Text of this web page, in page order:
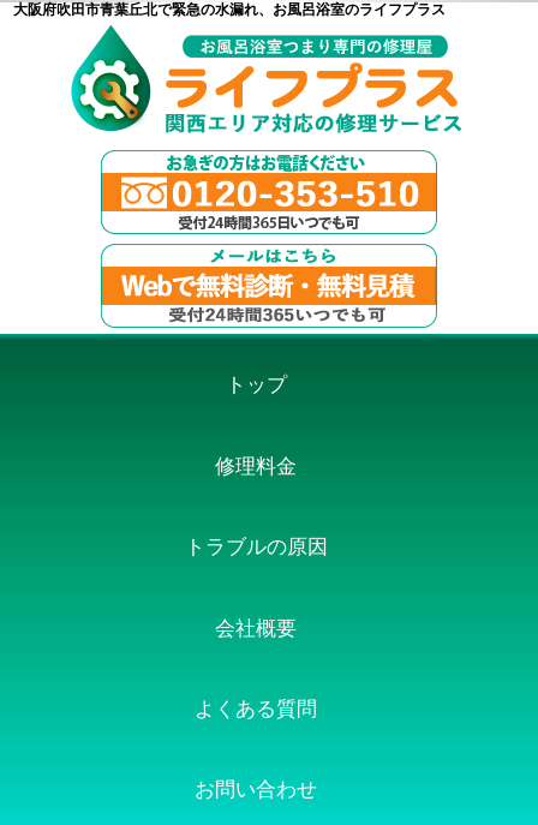
大阪府吹田市青葉丘北で緊急の水漏れ、お風呂浴室のライフプラス
トップ
修理料金
トラブルの原因
会社概要
よくある質問
お問い合わせ